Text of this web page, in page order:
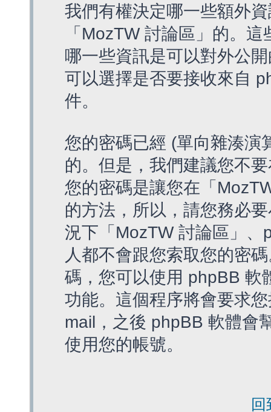
我們有權決定哪一些額外
「MozTW 討論區」的。
哪一些資訊是可以對外公
可以選擇是否要接收來自
件。
您的密碼已經 (單向雜湊演
的。但是，我們建議您不
您的密碼是讓您在「
的方法，所以，請您務必
況下「MozTW 討論區」
人都不會跟您索取您的密
碼，您可以使用 phpBB 軟
功能。這個程序將會要求
mail，之後 phpBB 軟體會
使用您的帳號。